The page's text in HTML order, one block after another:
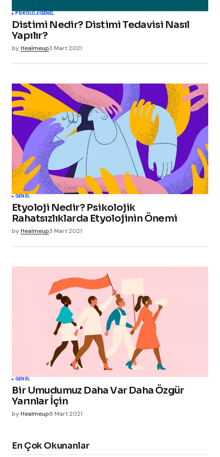
PSIKOLOJIGENEL
Distimi Nedir? Distimi Tedavisi Nasıl
Yapılır?
byHealmeup3 Mart 2021
GENEL
Etyoloji Nedir? Psikolojik
Rahatsızlıklarda Etyolojinin Önemi
byHealmeup3 Mart 2021
GENEL
Bir Umudumuz Daha Var Daha Özgür
Yarınlar İçin
byHealmeup8 Mart 2021
En Çok Okunanlar